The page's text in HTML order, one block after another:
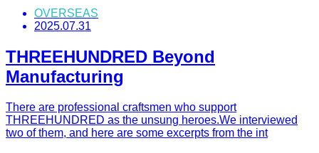
OVERSEAS
2025.07.31
THREEHUNDRED Beyond
Manufacturing
There are professional craftsmen who support
THREEHUNDRED as the unsung heroes.We interviewed
two of them, and here are some excerpts from the int